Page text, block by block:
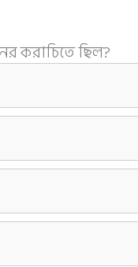
করাচিতে ছিল?